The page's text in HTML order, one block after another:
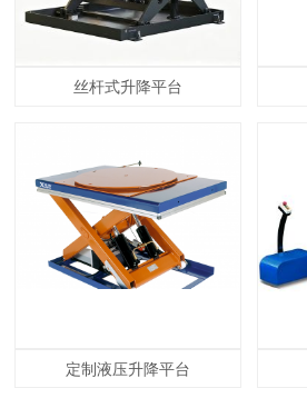
丝杆式升降平台
定制液压升降平台